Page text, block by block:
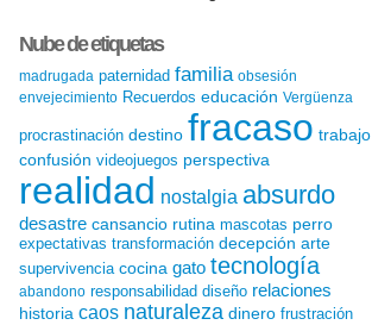
Nube de etiquetas
madrugada paternidad familia obsesión
envejecimiento Recuerdos educación Vergüenza
procrastinación destino fracaso trabajo
confusión videojuegos perspectiva
realidad nostalgia absurdo
desastre cansancio rutina mascotas perro
expectativas transformación decepción arte
supervivencia cocina gato tecnología
abandono responsabilidad diseño relaciones
historia caos naturaleza dinero frustración